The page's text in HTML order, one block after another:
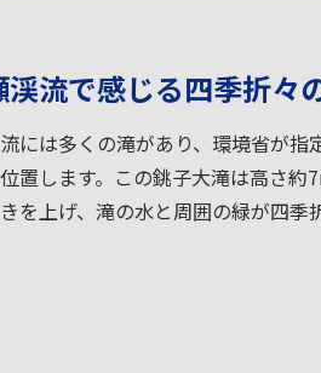
渓流で感じる四季折々
には多くの滝があり、環境省が指
置します。この銚子大滝は高さ約
を上げ、滝の水と周囲の緑が四季